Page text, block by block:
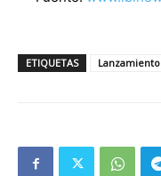
ETIQUETAS Lanzamiento